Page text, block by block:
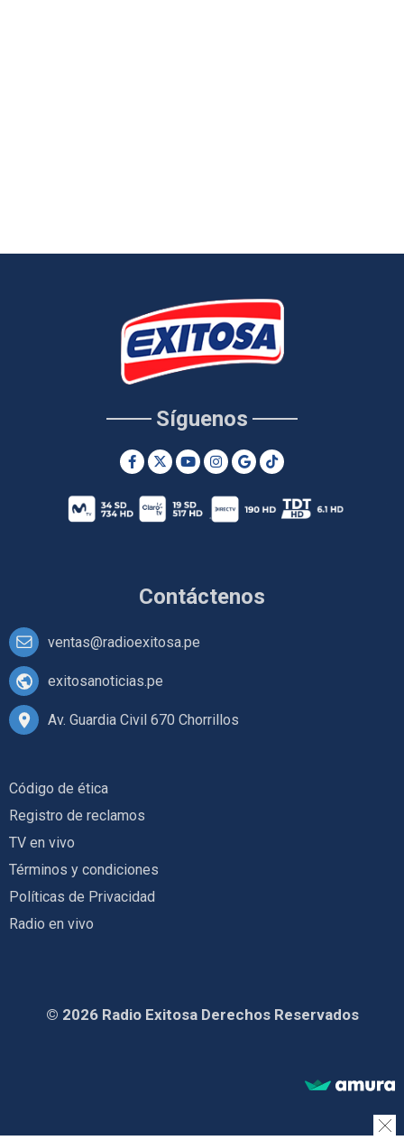
Contáctenos
ventas@radioexitosa.pe
exitosanoticias.pe
Av. Guardia Civil 670 Chorrillos
Síguenos
Código de ética
Registro de reclamos
TV en vivo
Términos y condiciones
Políticas de Privacidad
Radio en vivo
© 2026 Radio Exitosa Derechos Reservados